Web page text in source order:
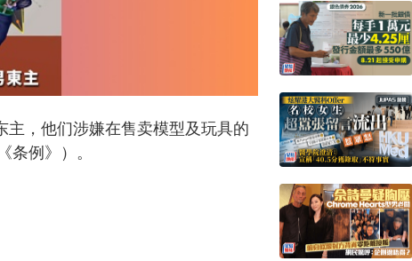
，他们涉嫌在售卖模型及玩具的
条例》）。